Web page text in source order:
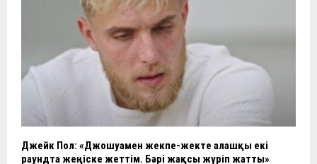
Джейк Пол: «Джошуамен жекпе-жекте алғашқы екі
раундта жеңіске жеттім. Бәрі жақсы жүріп жатты»